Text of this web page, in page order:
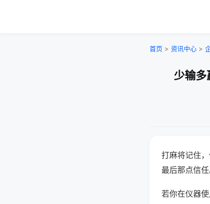
首页 > 资讯中心 >
少输多
打麻将记住
最后那点信任
若你在仪器